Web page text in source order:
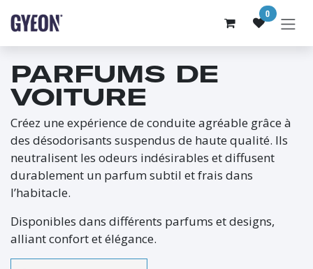
0
PARFUMS DE
VOITURE
Créez une expérience de conduite agréable grâce à
des désodorisants suspendus de haute qualité. Ils
neutralisent les odeurs indésirables et diffusent
durablement un parfum subtil et frais dans
l’habitacle.
Disponibles dans différents parfums et designs,
alliant confort et élégance.